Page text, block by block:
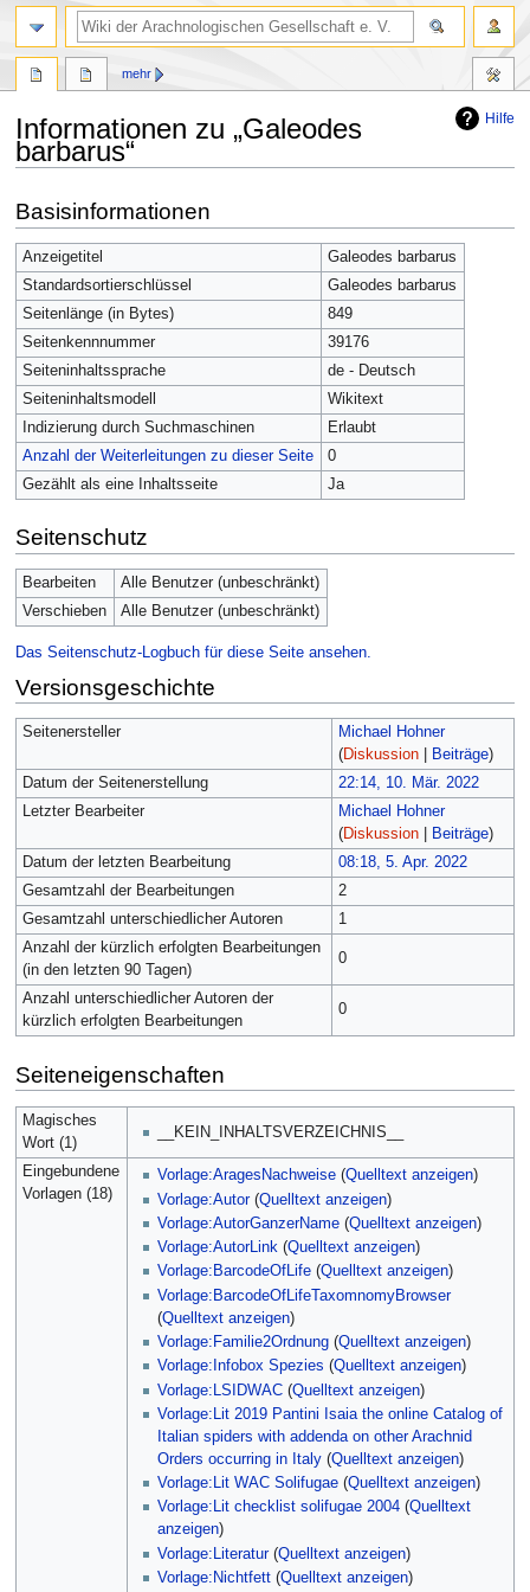
Hilfe
Informationen zu „Galeodes
barbarus“
Navigation
springen
Suche
springen
Basisinformationen
Anzeigetitel
Galeodes barbarus
Standardsortierschlüssel
Galeodes barbarus
Seitenlänge (in Bytes)
849
Seitenkennnummer
39176
Seiteninhaltssprache
de - Deutsch
Seiteninhaltsmodell
Wikitext
Indizierung durch Suchmaschinen
Erlaubt
Anzahl der Weiterleitungen zu dieser Seite
0
Gezählt als eine Inhaltsseite
Ja
Seitenschutz
Bearbeiten
Alle Benutzer (unbeschränkt)
Verschieben
Alle Benutzer (unbeschränkt)
Das Seitenschutz-Logbuch für diese Seite ansehen.
Versionsgeschichte
Seitenersteller
Michael Hohner
(Diskussion| Beiträge)
Datum der Seitenerstellung
22:14, 10. Mär. 2022
Letzter Bearbeiter
Michael Hohner
(Diskussion| Beiträge)
Datum der letzten Bearbeitung
08:18, 5. Apr. 2022
Gesamtzahl der Bearbeitungen
2
Gesamtzahl unterschiedlicher Autoren
1
Anzahl der kürzlich erfolgten Bearbeitungen
(in den letzten 90 Tagen)
0
Anzahl unterschiedlicher Autoren der
kürzlich erfolgten Bearbeitungen
0
Seiteneigenschaften
Magisches
Wort (1)
__KEIN_INHALTSVERZEICHNIS__
Eingebundene
Vorlagen (18)
Vorlage:AragesNachweise (Quelltext anzeigen)
Vorlage:Autor(Quelltext anzeigen)
Vorlage:AutorGanzerName (Quelltext anzeigen)
Vorlage:AutorLink (Quelltext anzeigen)
Vorlage:BarcodeOfLife (Quelltext anzeigen)
Vorlage:BarcodeOfLifeTaxomnomyBrowser
(Quelltext anzeigen)
Vorlage:Familie2Ordnung (Quelltext anzeigen)
Vorlage:Infobox Spezies (Quelltext anzeigen)
Vorlage:LSIDWAC (Quelltext anzeigen)
Vorlage:Lit 2019 Pantini Isaia the online Catalog of
Italian spiders with addenda on other Arachnid
Orders occurring in Italy (Quelltext anzeigen)
Vorlage:Lit WAC Solifugae (Quelltext anzeigen)
Vorlage:Lit checklist solifugae 2004 (Quelltext
anzeigen)
Vorlage:Literatur(Quelltext anzeigen)
Vorlage:Nichtfett (Quelltext anzeigen)
mehr